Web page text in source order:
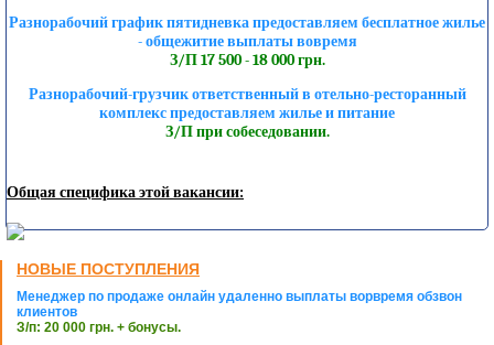
Разнорабочий график пятидневка предоставляем бесплатное жилье
- общежитие выплаты вовремя
З/П 17 500 - 18 000 грн.
Разнорабочий-грузчик ответственный в отельно-ресторанный
комплекс предоставляем жилье и питание
З/П при собеседовании.
Общая специфика этой вакансии:
НОВЫЕ ПОСТУПЛЕНИЯ
Менеджер по продаже онлайн удаленно выплаты ворвремя обзвон
клиентов
З/п: 20 000 грн. + бонусы.